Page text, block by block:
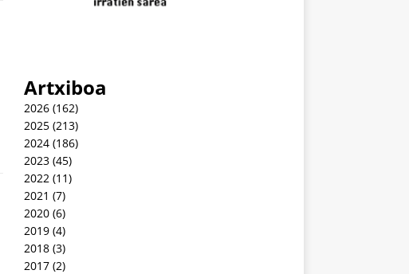
Artxiboa
2026(162)
2025(213)
2024(186)
2023(45)
2022 (11)
2021 (7)
2020(6)
2019(4)
2018(3)
2017(2)